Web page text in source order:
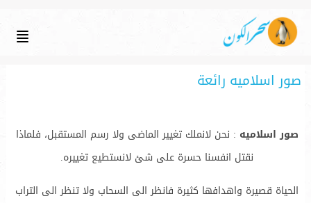
صور اسلاميه رائعة
صور اسلاميه : نحن لانملك تغيير الماضى ولا رسم المستقبل، فلماذا
نقتل انفسنا حسرة على شئ لانستطيع تغييره.
الحياة قصيرة واهدافها كثيرة فانظر الى السحاب ولا تنظر الى التراب